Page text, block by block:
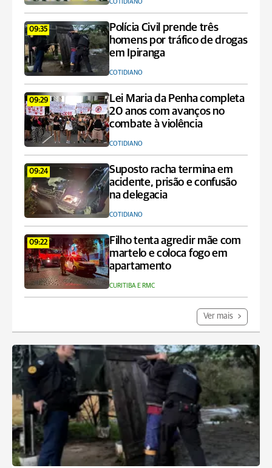
COTIDIANO
09:35
Polícia Civil prende três
homens por tráfico de drogas
em Ipiranga
COTIDIANO
09:29
Lei Maria da Penha completa
20 anos com avanços no
combate à violência
COTIDIANO
09:24
Suposto racha termina em
acidente, prisão e confusão
na delegacia
COTIDIANO
09:22
Filho tenta agredir mãe com
martelo e coloca fogo em
apartamento
CURITIBA E RMC
Ver mais